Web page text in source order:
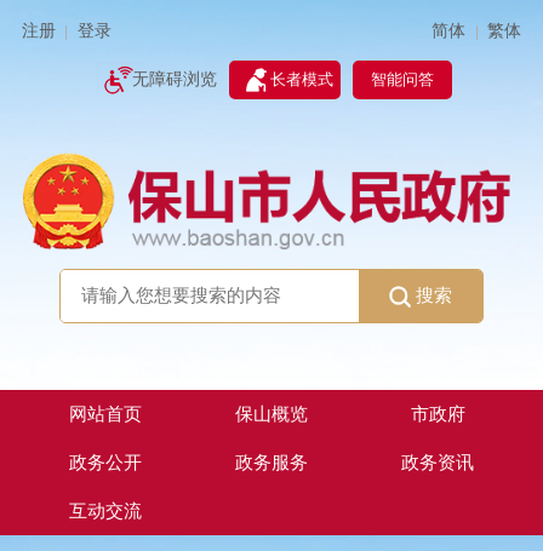
注册 登录 简体 | 繁体
无障碍浏览 长者模式 智能问答
搜索
网站首页 保山概览 市政府
政务公开 政务服务 政务资讯
互动交流